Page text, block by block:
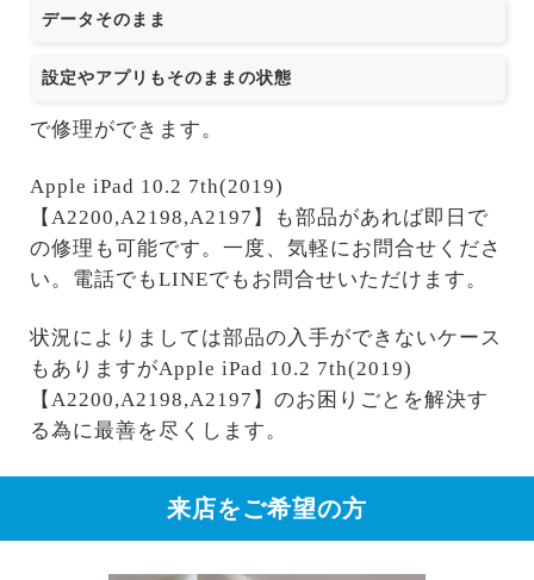
データそのまま
設定やアプリもそのままの状態
で修理ができます。
Apple iPad 10.2 7th(2019)
【A2200,A2198,A2197】も部品があれば即日で
の修理も可能です。一度、気軽にお問合せくださ
い。電話でもLINEでもお問合せいただけます。
状況によりましては部品の入手ができないケース
もありますがApple iPad 10.2 7th(2019)
【A2200,A2198,A2197】のお困りごとを解決す
る為に最善を尽くします。
来店をご希望の方